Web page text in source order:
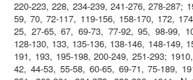
220-223, 228, 234-239, 241-276, 278-287;
59, 70, 72-117, 119-156, 158-170, 172,
25, 27-65, 67, 69-73, 77-92, 95, 98-99,
128-130, 133, 135-136, 138-146, 148-149,
191, 193, 195-198, 200-249, 251-293;
42, 44-53, 55-58, 60-65, 69-71, 75-189,